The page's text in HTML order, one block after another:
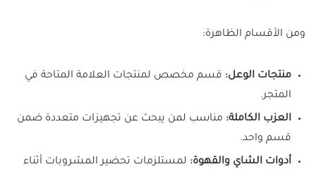
ومن الأقسام الظاهرة:
منتجات الوعل: قسم مخصص لمنتجات العلامة المتاحة في
المتجر.
العزب الكاملة: مناسب لمن يبحث عن تجهيزات متعددة ضمن
قسم واحد.
أدوات الشاي والقهوة: لمستلزمات تحضير المشروبات أثناء